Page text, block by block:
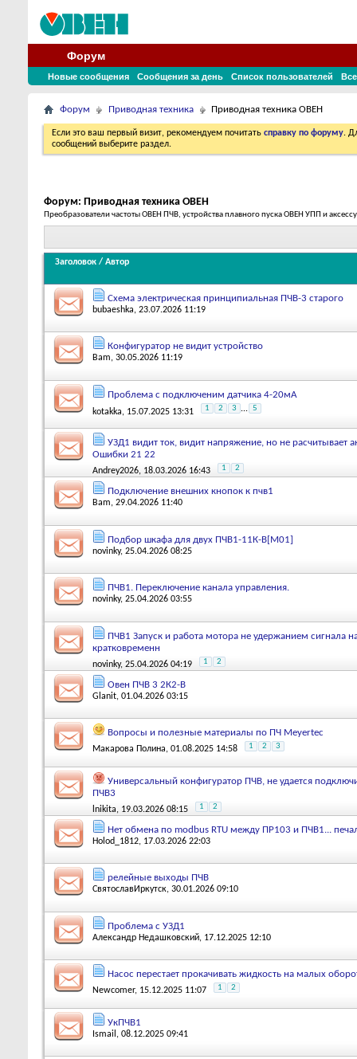
Форум
Новые сообщения Сообщения за день Список пользователей
Форум Приводная техника Приводная техника ОВЕН
Если это ваш первый визит, рекомендуем почитать справку по форуму.
сообщений выберите раздел.
Форум: Приводная техника ОВЕН
Преобразователи частоты ОВЕН ПЧВ, устройства плавного пуска ОВЕН УПП и
Заголовок / Автор
Схема электрическая принципиальная ПЧВ-3 старого
bubaeshka, 23.07.2026 11:19
Конфигуратор не видит устройство
Bam, 30.05.2026 11:19
Проблема с подключеним датчика 4-20мА
kotakka, 15.07.2025 13:31 1 2 3 ... 5
УЗД1 видит ток, видит напряжение, но не расчитывает
Ошибки 21 22
Andrey2026, 18.03.2026 16:43 1 2
Подключение внешних кнопок к пчв1
Bam, 29.04.2026 11:40
Подбор шкафа для двух ПЧВ1-11К-В[М01]
novinky, 25.04.2026 08:25
ПЧВ1. Переключение канала управления.
novinky, 25.04.2026 03:55
ПЧВ1 Запуск и работа мотора не удержанием сигнала
кратковременн
novinky, 25.04.2026 04:19 1 2
Овен ПЧВ 3 2К2-В
Glanit, 01.04.2026 03:15
Вопросы и полезные материалы по ПЧ Meyertec
Макарова Полина, 01.08.2025 14:58 1 2 3
Универсальный конфигуратор ПЧВ, не удается
ПЧВ3
lnikita, 19.03.2026 08:15 1 2
Нет обмена по modbus RTU между ПР103 и ПЧВ1...
Holod_1812, 17.03.2026 22:03
релейные выходы ПЧВ
СвятославИркутск, 30.01.2026 09:10
Проблема с УЗД1
Александр Недашковский, 17.12.2025 12:10
Насос перестает прокачивать жидкость на малых
Newcomer, 15.12.2025 11:07 1 2
УкПЧВ1
Ismail , 08.12.2025 09:41